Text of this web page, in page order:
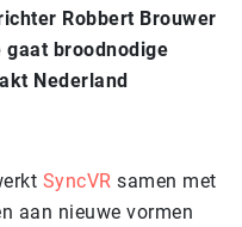
Robbert Brouwer
gaat broodnodige
Nederland
SyncVR samen met
aan nieuwe vormen